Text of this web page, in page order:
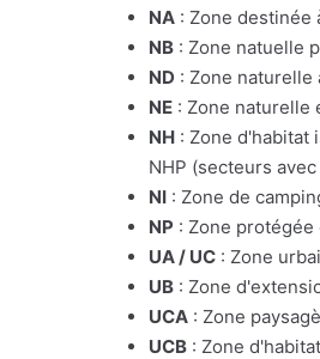
NA : Zone destinée
NB : Zone natuelle
ND : Zone naturelle
NE : Zone naturelle
NH : Zone d'habitat
NHP (secteurs
NI : Zone de
NP : Zone
UA / UC : Zone
UB : Zone
UCA : Zone
UCB : Zone